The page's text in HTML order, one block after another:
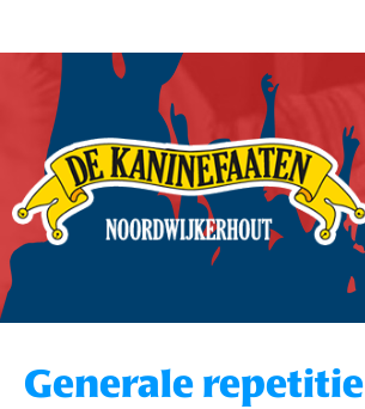
Generale repetitie